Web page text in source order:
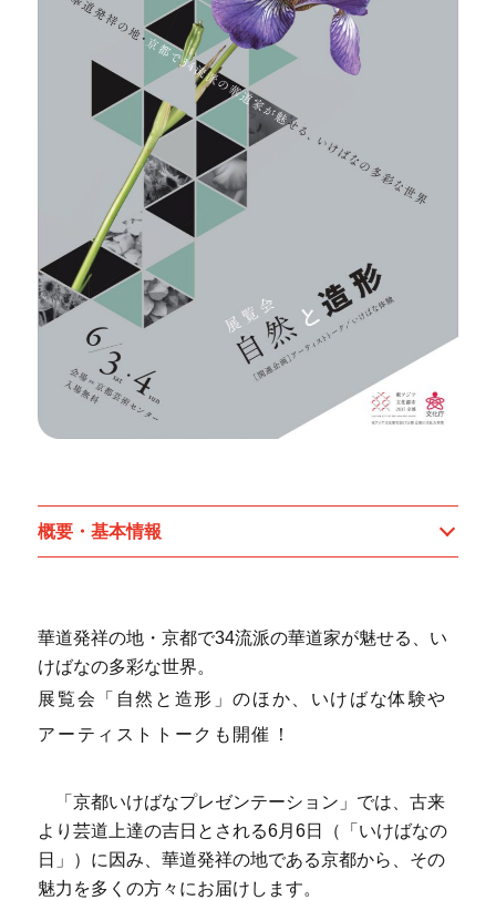
連携事業のご案内
お問い合わせ
サイトポリシー&プライバシーポリシー
オフィシャルSNS
概要・基本情報
華道発祥の地・京都で34流派の華道家が魅せる、い
けばなの多彩な世界。
展覧会「自然と造形」のほか、いけばな体験や
アーティストトークも開催！
「京都いけばなプレゼンテーション」では、古来
より芸道上達の吉日とされる6月6日（「いけばなの
日」）に因み、華道発祥の地である京都から、その
魅力を多くの方々にお届けします。